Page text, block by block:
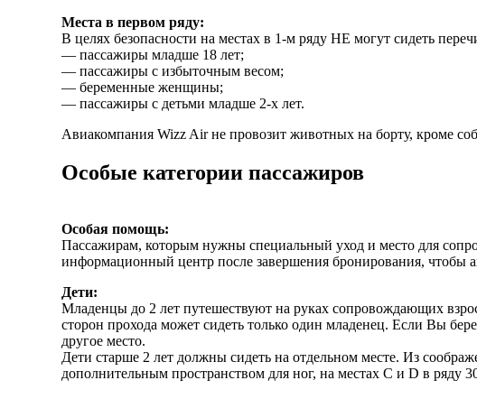
Места в первом ряду:
В целях безопасности на местах в 1-м ряду НЕ могут сидеть
— пассажиры младше 18 лет;
— пассажиры с избыточным весом;
— беременные женщины;
— пассажиры с детьми младше 2-х лет.
Авиакомпания Wizz Air не провозит животных на борту, кроме
Особые категории пассажиров
Особая помощь:
Пассажирам, которым нужны специальный уход и место для
информационный центр после завершения бронирования, чтобы
Дети:
Младенцы до 2 лет путешествуют на руках сопровождающих
сторон прохода может сидеть только один младенец. Если Вы
другое место.
Дети старше 2 лет должны сидеть на отдельном месте. Из
дополнительным пространством для ног, на местах C и D в ряду